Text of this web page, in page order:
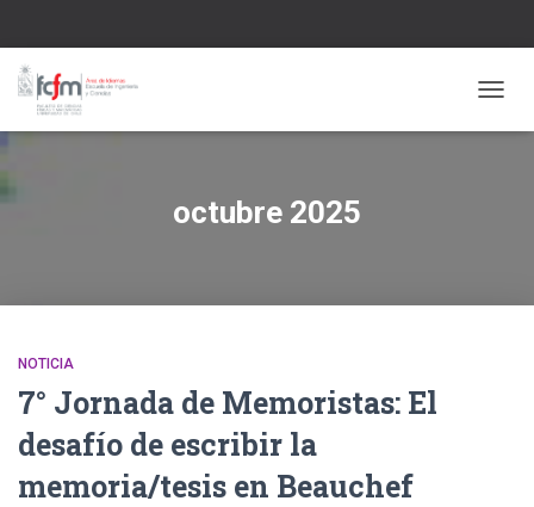
octubre 2025
NOTICIA
7° Jornada de Memoristas: El
desafío de escribir la
memoria/tesis en Beauchef